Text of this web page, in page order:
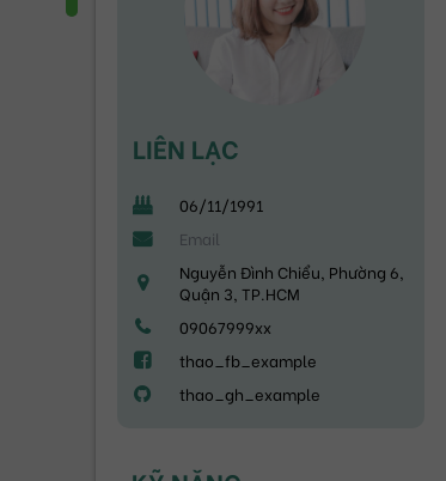
LIÊN LẠC
06/11/1991
Nguyễn Đình Chiểu, Phường 6,
Quận 3, TP.HCM
09067999xx
thao_fb_example
thao_gh_example